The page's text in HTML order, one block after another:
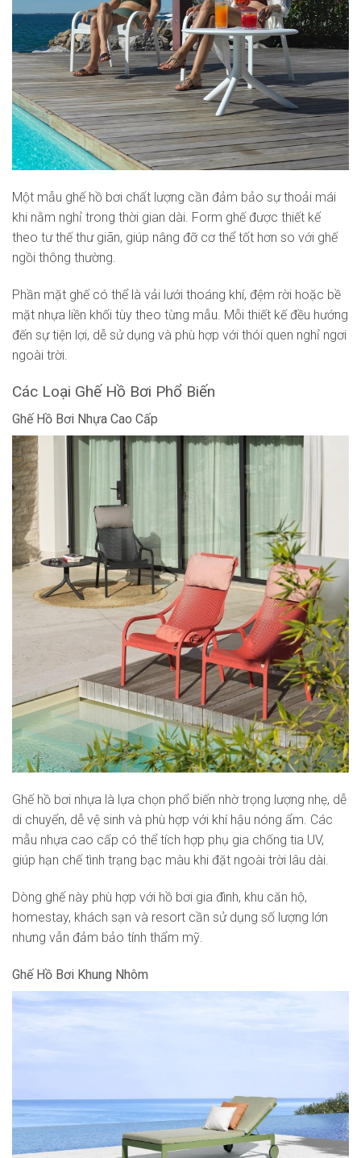
Một mẫu ghế hồ bơi chất lượng cần đảm bảo sự thoải mái
khi nằm nghỉ trong thời gian dài. Form ghế được thiết kế
theo tư thế thư giãn, giúp nâng đỡ cơ thể tốt hơn so với ghế
ngồi thông thường.
Phần mặt ghế có thể là vải lưới thoáng khí, đệm rời hoặc bề
mặt nhựa liền khối tùy theo từng mẫu. Mỗi thiết kế đều hướng
đến sự tiện lợi, dễ sử dụng và phù hợp với thói quen nghỉ ngơi
ngoài trời.
Các Loại Ghế Hồ Bơi Phổ Biến
Ghế Hồ Bơi Nhựa Cao Cấp
Ghế hồ bơi nhựa là lựa chọn phổ biến nhờ trọng lượng nhẹ, dễ
di chuyển, dễ vệ sinh và phù hợp với khí hậu nóng ẩm. Các
mẫu nhựa cao cấp có thể tích hợp phụ gia chống tia UV,
giúp hạn chế tình trạng bạc màu khi đặt ngoài trời lâu dài.
Dòng ghế này phù hợp với hồ bơi gia đình, khu căn hộ,
homestay, khách sạn và resort cần sử dụng số lượng lớn
nhưng vẫn đảm bảo tính thẩm mỹ.
Ghế Hồ Bơi Khung Nhôm